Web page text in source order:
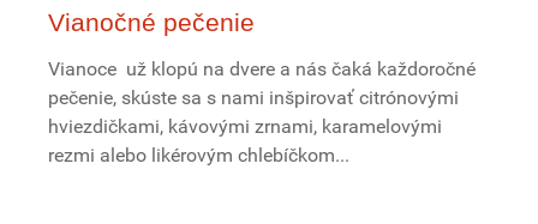
Vianočné pečenie
Vianoce už klopú na dvere a nás čaká každoročné
pečenie, skúste sa s nami inšpirovať citrónovými
hviezdičkami, kávovými zrnami, karamelovými
rezmi alebo likérovým chlebíčkom...